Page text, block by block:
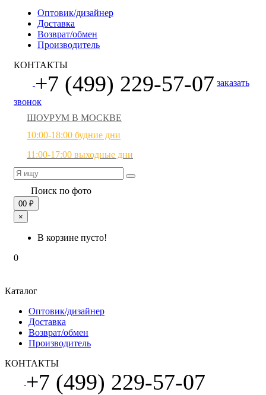
Оптовик/дизайнер
Доставка
Возврат/обмен
Производитель
КОНТАКТЫ
+7 (499) 229-57-07 заказать
звонок
ШОУРУМ В МОСКВЕ
10:00-18:00 будние дни
11:00-17:00 выходные дни
Поиск по фото
00 ₽
×
В корзине пусто!
0
Каталог
Оптовик/дизайнер
Доставка
Возврат/обмен
Производитель
КОНТАКТЫ
+7 (499) 229-57-07